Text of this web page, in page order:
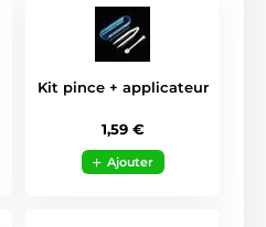
Kit pince + applicateur
1,59 €
Ajouter